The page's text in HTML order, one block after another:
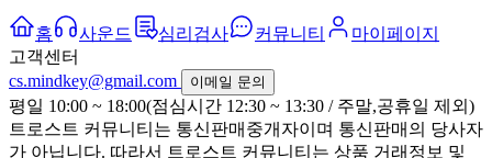
홈 사운드 심리검사 커뮤니티
마이페이지
고객센터
cs.mindkey@gmail.com
이메일 문의
평일 10:00 ~ 18:00(점심시간 12:30 ~ 13:30 / 주말,공휴일 제외)
트로스트 커뮤니티는 통신판매중개자이며 통신판매의 당사자
가 아닙니다. 따라서 트로스트 커뮤니티는 상품 거래정보 및